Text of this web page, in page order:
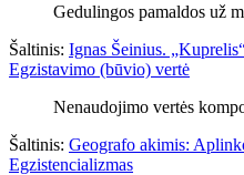
Gedulingos pamaldos už
Šaltinis: Ignas Šeinius.
Egzistavimo (būvio) vertė
Nenaudojimo vertės
Šaltinis: Geografo akimis:
Egzistencializmas